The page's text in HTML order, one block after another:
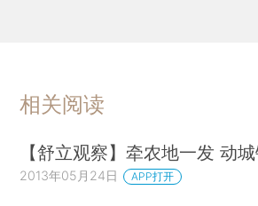
相关阅读
【舒立观察】牵农地一发 动
2013年05月24日 APP打开